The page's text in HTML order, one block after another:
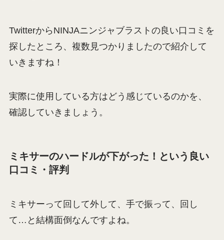
TwitterからNINJAニンジャブラストの良い口コミを
探したところ、複数見つかりましたので紹介して
いきますね！
実際に使用している方はどう感じているのかを、
確認していきましょう。
ミキサーのハードルが下がった！という良い
口コミ・評判
ミキサーって回して外して、手で振って、回し
て…と結構面倒なんですよね。